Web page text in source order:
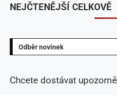
Odběr novinek
Chcete dostávat
NEJČTENĚJŠÍ CELKOVĚ